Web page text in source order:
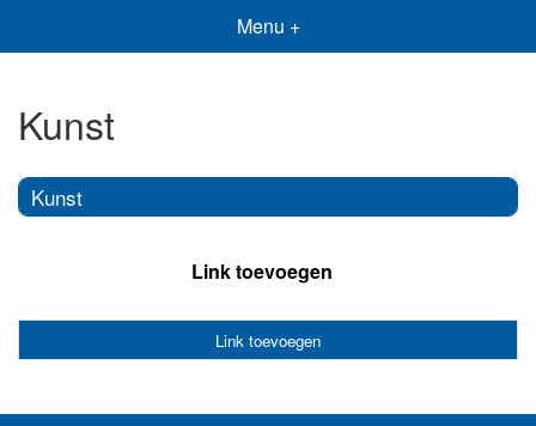
Menu +
Kunst
Kunst
Link toevoegen
Link toevoegen